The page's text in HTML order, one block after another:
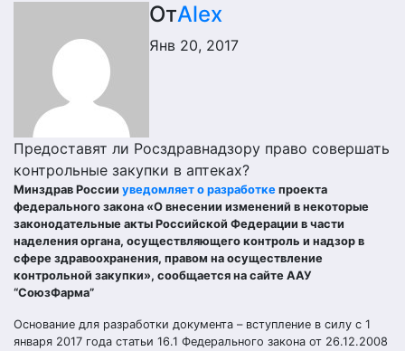
ОтAlex
Янв 20, 2017
Предоставят ли Росздравнадзору право совершать
контрольные закупки в аптеках?
Минздрав России уведомляет о разработке проекта
федерального закона «О внесении изменений в некоторые
законодательные акты Российской Федерации в части
наделения органа, осуществляющего контроль и надзор в
сфере здравоохранения, правом на осуществление
контрольной закупки», сообщается на сайте ААУ
“СоюзФарма”
Основание для разработки документа – вступление в силу с 1
января 2017 года статьи 16.1 Федерального закона от 26.12.2008